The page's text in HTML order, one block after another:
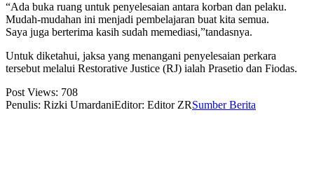
“Ada buka ruang untuk penyelesaian antara korban dan pelaku.
Mudah-mudahan ini menjadi pembelajaran buat kita semua.
Saya juga berterima kasih sudah memediasi,”tandasnya.
Untuk diketahui, jaksa yang menangani penyelesaian perkara
tersebut melalui Restorative Justice (RJ) ialah Prasetio dan Fiodas.
Post Views: 708
Penulis: Rizki UmardaniEditor: Editor ZRSumber Berita